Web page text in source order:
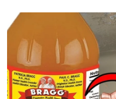
Nasional
hadir
PRN -
Nasional